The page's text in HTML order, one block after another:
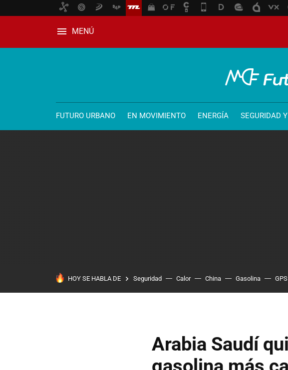
MENÚ
FUTURO URBANO EN MOVIMIENTO ENERGÍA SEGURIDAD
HOY SE HABLA DE Seguridad Calor China Gasolina GPS
Arabia Saudí